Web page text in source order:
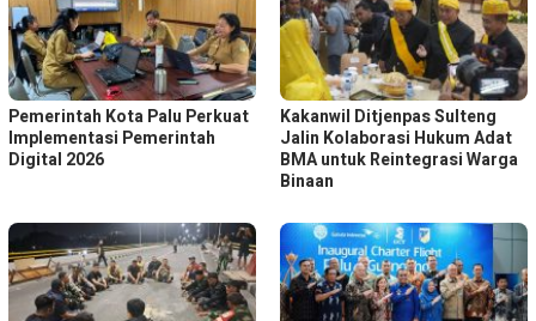
Pemerintah Kota Palu Perkuat
Implementasi Pemerintah
Digital 2026
Kakanwil Ditjenpas Sulteng
Jalin Kolaborasi Hukum Adat
BMA untuk Reintegrasi Warga
Binaan